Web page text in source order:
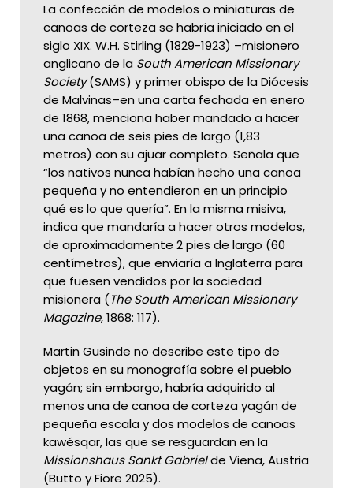
La confección de modelos o miniaturas de
canoas de corteza se habría iniciado en el
siglo XIX. W.H. Stirling (1829-1923) –misionero
anglicano de la South American Missionary
Society(SAMS) y primer obispo de la Diócesis
de Malvinas–en una carta fechada en enero
de 1868, menciona haber mandado a hacer
una canoa de seis pies de largo (1,83
metros) con su ajuar completo. Señala que
“los nativos nunca habían hecho una canoa
pequeña y no entendieron en un principio
qué es lo que quería”. En la misma misiva,
indica que mandaría a hacer otros modelos,
de aproximadamente 2 pies de largo (60
centímetros), que enviaría a Inglaterra para
que fuesen vendidos por la sociedad
misionera (The South American Missionary
Magazine, 1868: 117).
Martin Gusinde no describe este tipo de
objetos en su monografía sobre el pueblo
yagán; sin embargo, habría adquirido al
menos una de canoa de corteza yagán de
pequeña escala y dos modelos de canoas
kawésqar, las que se resguardan en la
Missionshaus Sankt Gabrielde Viena, Austria
(Butto y Fiore 2025).